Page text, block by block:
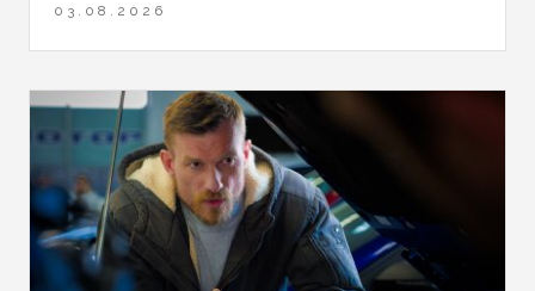
03.08.2026